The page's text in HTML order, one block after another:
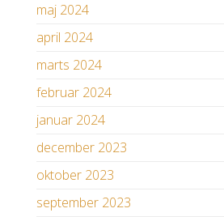
maj 2024
april 2024
marts 2024
februar 2024
januar 2024
december 2023
oktober 2023
september 2023